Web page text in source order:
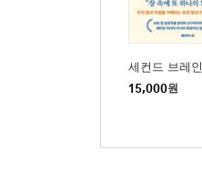
세컨드 브레인
15,000원